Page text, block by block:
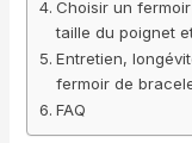
Choisir un
taille du poignet
Entretien,
fermoir de
FAQ